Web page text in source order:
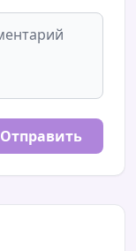
Отправить